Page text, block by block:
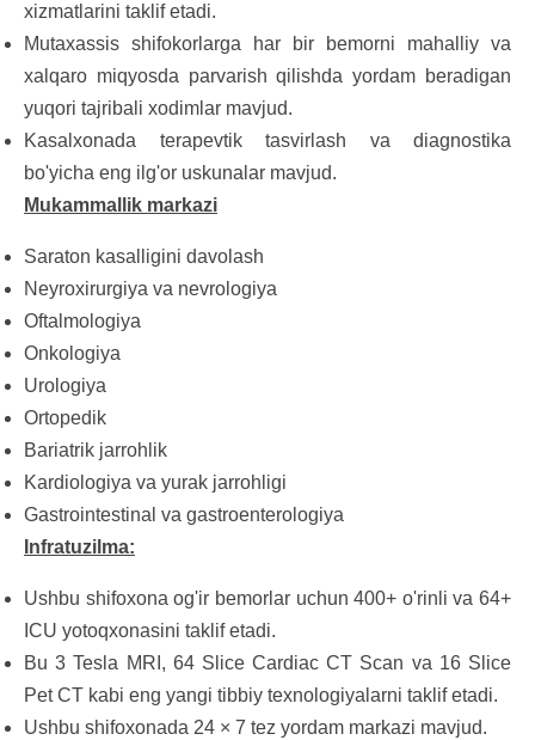
xizmatlarini taklif etadi.
Mutaxassis shifokorlarga har bir bemorni mahalliy va
xalqaro miqyosda parvarish qilishda yordam beradigan
yuqori tajribali xodimlar mavjud.
Kasalxonada terapevtik tasvirlash va diagnostika
bo'yicha eng ilg'or uskunalar mavjud.
Mukammallik markazi
Saraton kasalligini davolash
Neyroxirurgiya va nevrologiya
Oftalmologiya
Onkologiya
Urologiya
Ortopedik
Bariatrik jarrohlik
Kardiologiya va yurak jarrohligi
Gastrointestinal va gastroenterologiya
Infratuzilma:
Ushbu shifoxona og'ir bemorlar uchun 400+ o'rinli va 64+
ICU yotoqxonasini taklif etadi.
Bu 3 Tesla MRI, 64 Slice Cardiac CT Scan va 16 Slice
Pet CT kabi eng yangi tibbiy texnologiyalarni taklif etadi.
Ushbu shifoxonada 24 × 7 tez yordam markazi mavjud.